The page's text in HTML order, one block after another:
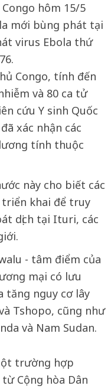
hôm 15/5
mới bùng phát tại
virus Ebola thứ
Congo, tính đến
và 80 ca tử
cứu Y sinh Quốc
xác nhận các
tính thuộc
này cho biết các
khai để truy
dịch tại Ituri, các
- tâm điểm của
mại có lưu
tăng nguy cơ lây
Tshopo, cũng như
và Nam Sudan.
trường hợp
Cộng hòa Dân